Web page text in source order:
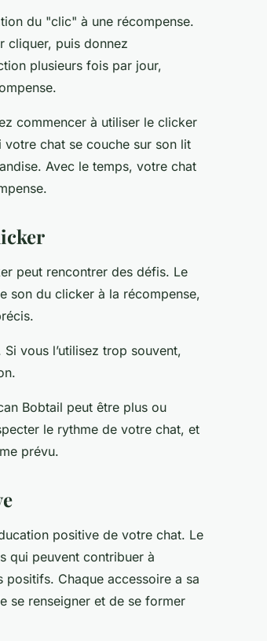
du "clic" à une récompense.
cliquer, puis donnez
plusieurs fois par jour,
commencer à utiliser le clicker
chat se couche sur son lit
Avec le temps, votre chat
peut rencontrer des défis. Le
son du clicker à la récompense,
vous l’utilisez trop souvent,
Bobtail peut être plus ou
le rythme de votre chat, et
prévu.
positive de votre chat. Le
qui peuvent contribuer à
positifs. Chaque accessoire a sa
se renseigner et de se former